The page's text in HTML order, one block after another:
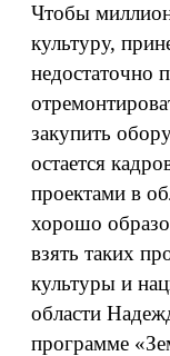
Чтобы
культуру,
недостаточно
закупить
остается
проектами в
хорошо
взять таких
культуры и
области
программе